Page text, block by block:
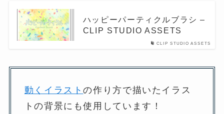
CLIP STUDIO ASSETS
ハッピーパーティクルブラシ –
CLIP STUDIO ASSETS
動くイラストの作り方で描いたイラス
トの背景にも使用しています！